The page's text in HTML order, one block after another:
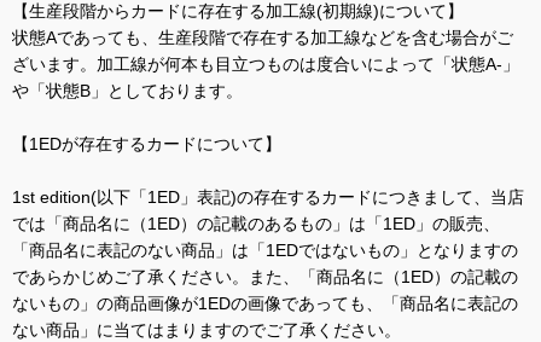
【生産段階からカードに存在する加工線(初期線)について】
状態Aであっても、生産段階で存在する加工線などを含む場合がご
ざいます。加工線が何本も目立つものは度合いによって「状態A-」
や「状態B」としております。
【1EDが存在するカードについて】
1st edition(以下「1ED」表記)の存在するカードにつきまして、当店
では「商品名に（1ED）の記載のあるもの」は「1ED」の販売、
「商品名に表記のない商品」は「1EDではないもの」となりますの
であらかじめご了承ください。また、「商品名に（1ED）の記載の
ないもの」の商品画像が1EDの画像であっても、「商品名に表記の
ない商品」に当てはまりますのでご了承ください。